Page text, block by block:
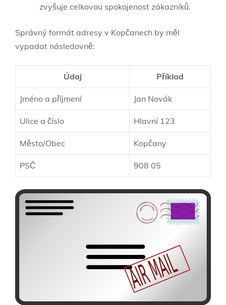
zvyšuje celkovou spokojenost zákazníků.
Správný formát adresy v Kopčanech by měl
vypadat následovně:
Údaj Příklad
Jméno a příjmení Jan Novák
Ulice a číslo Hlavní 123
Město/Obec Kopčany
PSČ 908 05